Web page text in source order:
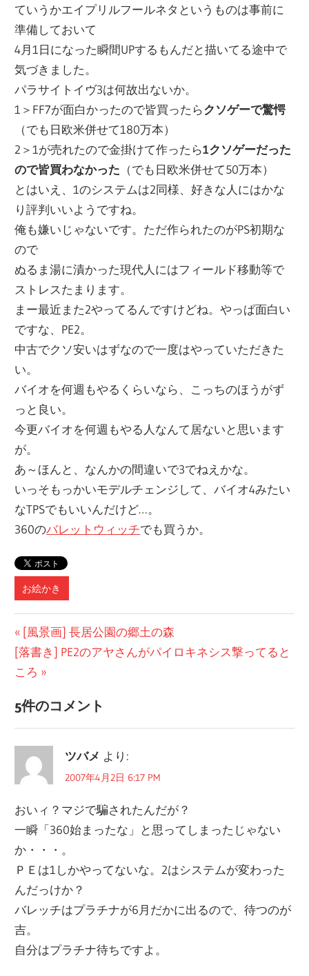
ていうかエイプリルフールネタというものは事前に
準備しておいて
4月1日になった瞬間UPするもんだと描いてる途中で
気づきました。
パラサイトイヴ3は何故出ないか。
1＞FF7が面白かったので皆買ったらクソゲーで驚愕
（でも日欧米併せて180万本）
2＞1が売れたので金掛けて作ったら1クソゲーだった
ので皆買わなかった （でも日欧米併せて50万本）
とはいえ、1のシステムは2同様、好きな人にはかな
り評判いいようですね。
俺も嫌いじゃないです。ただ作られたのがPS初期な
ので
ぬるま湯に漬かった現代人にはフィールド移動等で
ストレスたまります。
まー最近また2やってるんですけどね。やっぱ面白い
ですな、PE2。
中古でクソ安いはずなので一度はやっていただきた
い。
バイオを何週もやるくらいなら、こっちのほうがず
っと良い。
今更バイオを何週もやる人なんて居ないと思います
が。
あ～ほんと、なんかの間違いで3でねえかな。
いっそもっかいモデルチェンジして、バイオ4みたい
なTPSでもいいんだけど…。
360のバレットウィッチでも買うか。
お絵かき
投
稿
ビ
ゲ
ー
ョ
ン
前
の
記
[風景画] 長居公園の郷土の森
次
の
事:
[落書き] PE2のアヤさんがパイロキネシス撃ってると
ころ
5件のコメント
ツバメ より:
2007年4月2日 6:17 PM
おいィ？マジで騙されたんだが？
一瞬「360始まったな」と思ってしまったじゃない
か・・・。
ＰＥは1しかやってないな。2はシステムが変わった
んだっけか？
バレッチはプラチナが6月だかに出るので、待つのが
吉。
自分はプラチナ待ちですよ。